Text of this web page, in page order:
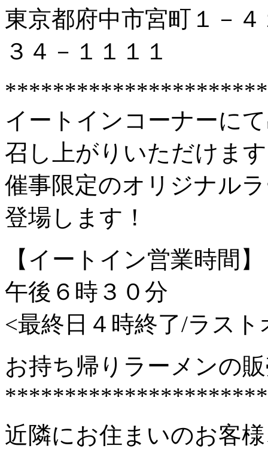
東京都府中市宮町１－
３４－１１１１
イートインコーナーに
召し上がりいただけま
催事限定のオリジナル
登場します！
【イートイン営業時
午後６時３０分
<最終日４時終了/ラス
お持ち帰りラーメンの
近隣にお住まいのお客